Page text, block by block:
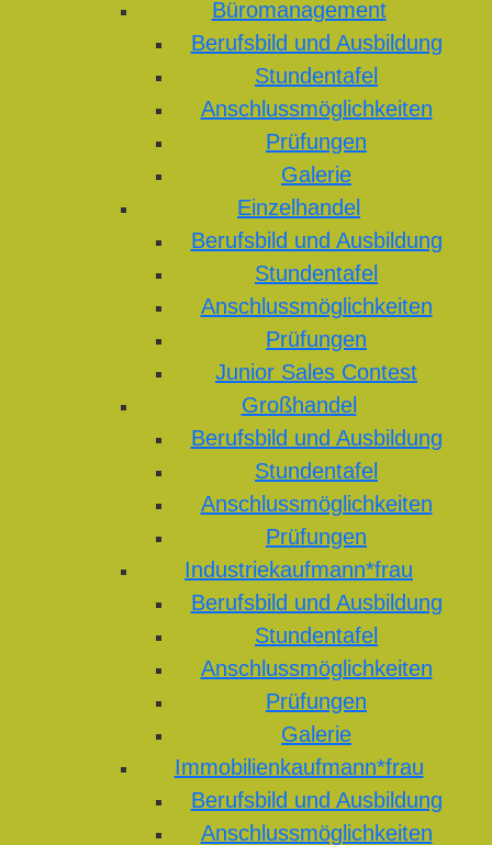
Büromanagement
Berufsbild und Ausbildung
Stundentafel
Anschlussmöglichkeiten
Prüfungen
Galerie
Einzelhandel
Berufsbild und Ausbildung
Stundentafel
Anschlussmöglichkeiten
Prüfungen
Junior Sales Contest
Großhandel
Berufsbild und Ausbildung
Stundentafel
Anschlussmöglichkeiten
Prüfungen
Industriekaufmann*frau
Berufsbild und Ausbildung
Stundentafel
Anschlussmöglichkeiten
Prüfungen
Galerie
Immobilienkaufmann*frau
Berufsbild und Ausbildung
Anschlussmöglichkeiten